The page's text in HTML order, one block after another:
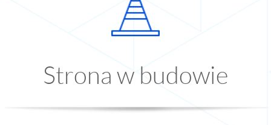
Strona w budowie